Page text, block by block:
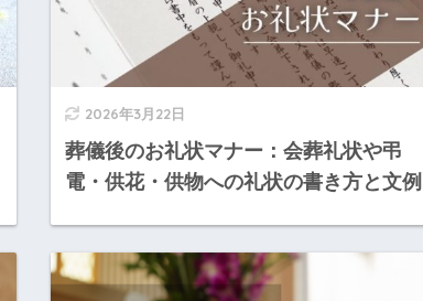
2026年3月22日
葬儀後のお礼状マナー：会葬礼状や弔
電・供花・供物への礼状の書き方と文例